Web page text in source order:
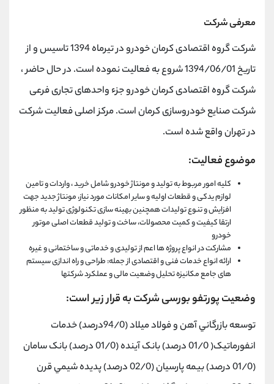
معرفی شرکت
شرکت گروه اقتصادی کرمان خودرو در تیرماه 1394 تاسیس و از
تاریخ 1394/06/01 شروع به فعالیت نموده است. در حال حاضر ،
شرکت گروه اقتصادی کرمان خودرو جزء واحدهای تجاری فرعی
شرکت صنایع خودروسازی کرمان است. مرکز اصلی فعالیت شرکت
در تهران واقع شده است.
موضوع فعالیت:
کلیه امور مربوط به تولید و مونتاژ خودرو شامل خرید ، واردات و تامین
لوازم یدکی و قطعات اولیه و سایر امکانات مورد نیاز، مونتاژ جدید جهت
افزایش و تنوع تولیدات همچنین بهینه سازی تکنولوژی تولید به منظور
ارتقا کیفیت و کمیت محصولات، ساخت و تولید قطعات اصلی موتور
خودرو
مشارکت در انواع پروژه ها اعم از تولیدی و خدماتی و ساختمانی و غیره
ارائه انواع خدمات فنی و اقتصادی از جمله: طراحی و راه اندازی سیستم
های جامع مکانیزه تحلیل وضعیت مالی و عملکرد شرکتها
وضعیت پورتفو بورسی شرکت به قرار زیر است:
توسعه بازرگاني آهن و فولاد ميلاد (94/0درصد) خدمات
انفورماتيک( 01/0 درصد) بانک آينده (01/0 درصد) بانک سامان
(01/0 درصد) بيمه پارسيان (02/0 درصد) پديده شيمي قرن